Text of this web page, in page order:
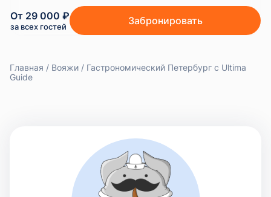
От 29 000 ₽
за всех гостей Забронировать
Главная Вояжи
Гастрономический Петербург с Ultima
Guide